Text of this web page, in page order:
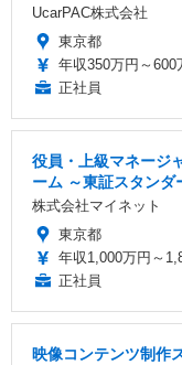
UcarPAC株式会社
東京都
年収350万円～600
正社員
役員・上級マネージ
ーム ～東証スタンダ
株式会社マイネット
東京都
年収1,000万円～
正社員
映像コンテンツ制作